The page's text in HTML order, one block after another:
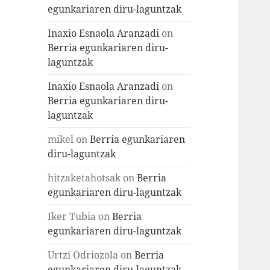
egunkariaren diru-laguntzak
Inaxio Esnaola Aranzadi on
Berria egunkariaren diru-
laguntzak
Inaxio Esnaola Aranzadi on
Berria egunkariaren diru-
laguntzak
mikel onBerria egunkariaren
diru-laguntzak
hitzaketahotsakonBerria
egunkariaren diru-laguntzak
Iker Tubia onBerria
egunkariaren diru-laguntzak
Urtzi Odriozola onBerria